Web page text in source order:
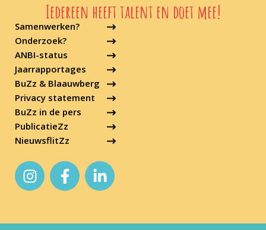
Samenwerken?
Onderzoek?
ANBI-status
Jaarrapportages
BuZz & Blaauwberg
Privacy statement
Iedereen heeft talent en doet mee!
BuZz in de pers
PublicatieZz
NieuwsflitZz